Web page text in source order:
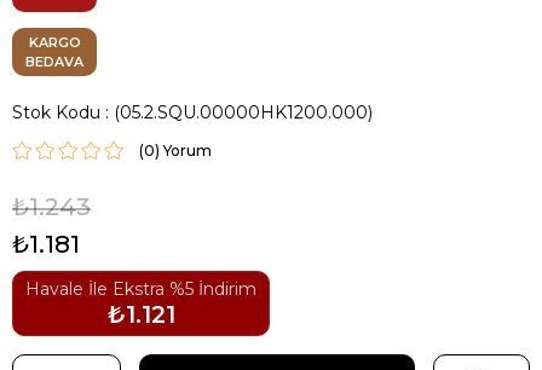
KARGO
BEDAVA
Stok Kodu (05.2.SQU.00000HK1200.000)
(0)
₺1.243
₺1.181
Havale İle Ekstra %5 İndirim
₺1.121